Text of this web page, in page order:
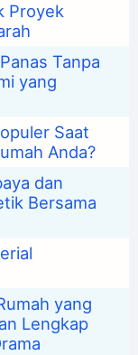
Proyek
Tanpa
yang
Saat
Anda?
dan
Bersama
yang
Lengkap